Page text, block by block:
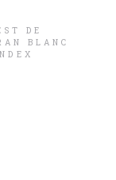
DE
BLANC